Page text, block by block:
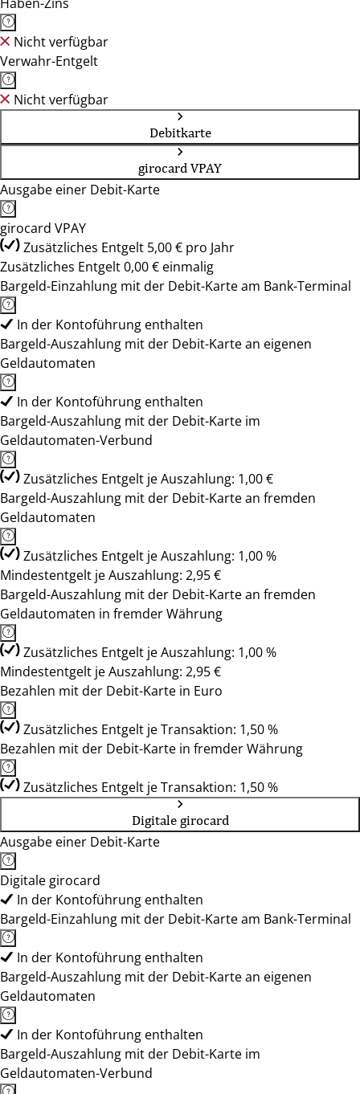
Nicht verfügbar
Verwahr-Entgelt
Nicht verfügbar
Debitkarte
girocard VPAY
Ausgabe einer Debit-Karte
girocard VPAY
Zusätzliches Entgelt 5,00 € pro Jahr
Zusätzliches Entgelt 0,00 € einmalig
Bargeld-Einzahlung mit der Debit-Karte am Bank-Terminal
In der Kontoführung enthalten
Bargeld-Auszahlung mit der Debit-Karte an eigenen
Geldautomaten
In der Kontoführung enthalten
Bargeld-Auszahlung mit der Debit-Karte im
Geldautomaten-Verbund
Zusätzliches Entgelt je Auszahlung: 1,00 €
Bargeld-Auszahlung mit der Debit-Karte an fremden
Geldautomaten
Zusätzliches Entgelt je Auszahlung: 1,00 %
Mindestentgelt je Auszahlung: 2,95 €
Bargeld-Auszahlung mit der Debit-Karte an fremden
Geldautomaten in fremder Währung
Zusätzliches Entgelt je Auszahlung: 1,00 %
Mindestentgelt je Auszahlung: 2,95 €
Bezahlen mit der Debit-Karte in Euro
Zusätzliches Entgelt je Transaktion: 1,50 %
Bezahlen mit der Debit-Karte in fremder Währung
Zusätzliches Entgelt je Transaktion: 1,50 %
Digitale girocard
Ausgabe einer Debit-Karte
Digitale girocard
In der Kontoführung enthalten
Bargeld-Einzahlung mit der Debit-Karte am Bank-Terminal
In der Kontoführung enthalten
Bargeld-Auszahlung mit der Debit-Karte an eigenen
Geldautomaten
In der Kontoführung enthalten
Bargeld-Auszahlung mit der Debit-Karte im
Geldautomaten-Verbund